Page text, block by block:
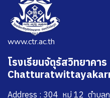
www.ctr.ac.th
โรงเรียนจัตุรัสวิทยาคาร
Address : 304 หมู่ 12 ตำบล